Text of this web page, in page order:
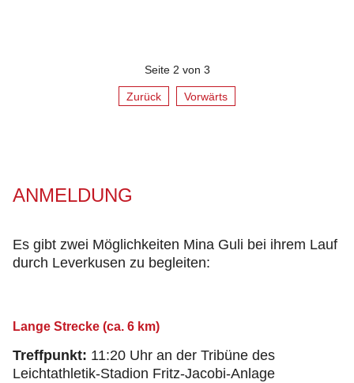
Seite 2 von 3
Zurück Vorwärts
ANMELDUNG
Es gibt zwei Möglichkeiten Mina Guli bei ihrem Lauf
durch Leverkusen zu begleiten:
Lange Strecke (ca. 6 km)
Treffpunkt: 11:20 Uhr an der Tribüne des
Leichtathletik-Stadion Fritz-Jacobi-Anlage